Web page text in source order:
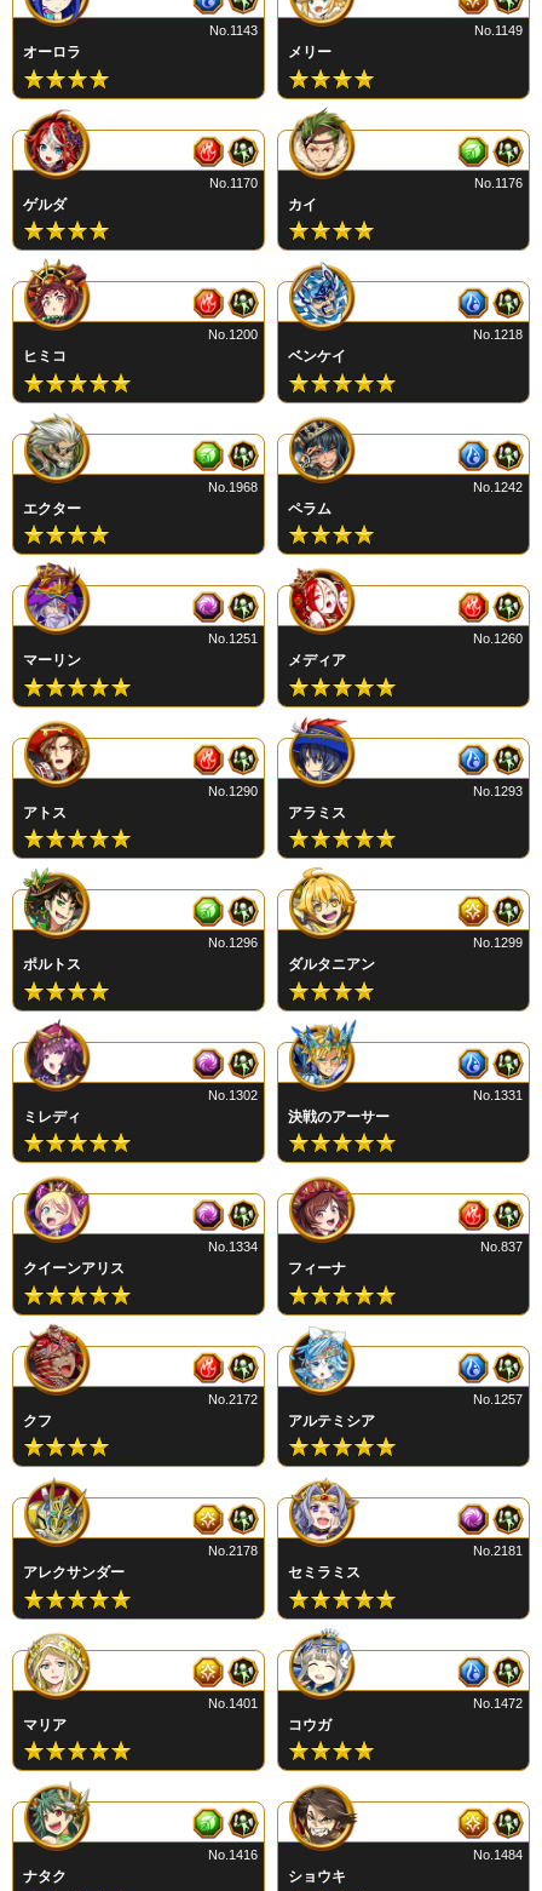
オーロラ
No.1143
メリー
No.1149
ゲルダ
No.1170
カイ
No.1176
ヒミコ
No.1200
ベンケイ
No.1218
エクター
No.1968
ペラム
No.1242
マーリン
No.1251
メディア
No.1260
アトス
No.1290
アラミス
No.1293
ポルトス
No.1296
ダルタニアン
No.1299
ミレディ
No.1302
決戦のアーサー
No.1331
クイーンアリス
No.1334
フィーナ
No.837
クフ
No.2172
アルテミシア
No.1257
アレクサンダー
No.2178
セミラミス
No.2181
マリア
No.1401
コウガ
No.1472
ナタク
No.1416
ショウキ
No.1484